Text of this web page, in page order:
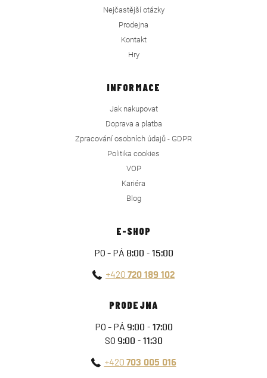
Nejčastější otázky
Prodejna
Kontakt
Hry
INFORMACE
Jak nakupovat
Doprava a platba
Zpracování osobních údajů - GDPR
Politika cookies
VOP
Kariéra
Blog
E-SHOP
PO - PÁ 8:00 - 15:00
+420 720 189 102
PRODEJNA
PO - PÁ 9:00 - 17:00
SO 9:00 - 11:30
+420 703 005 016